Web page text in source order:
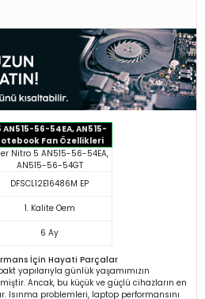
56-54EA, AN515-
Fan Özellikleri
Nitro 5 AN515-56-54EA,
AN515-56-54GT
DFSCL12E16486M EP
1. Kalite Oem
6 Ay
İçin Hayati Parçalar
yapılarıyla günlük yaşamımızın
Ancak, bu küçük ve güçlü cihazların en
Isınma problemleri, laptop performansını